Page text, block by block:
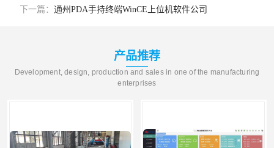
下一篇： 通州PDA手持终端WinCE上位机软件公司
产品推荐
Development, design, production and sales in one of the manufacturing
enterprises